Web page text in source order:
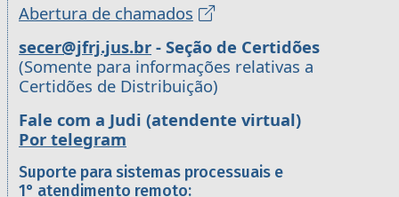
Abertura de chamados
secer@jfrj.jus.br - Seção de Certidões
(Somente para informações relativas a
Certidões de Distribuição)
Fale com a Judi (atendente virtual)
Por telegram
Suporte para sistemas processuais e
1° atendimento remoto: